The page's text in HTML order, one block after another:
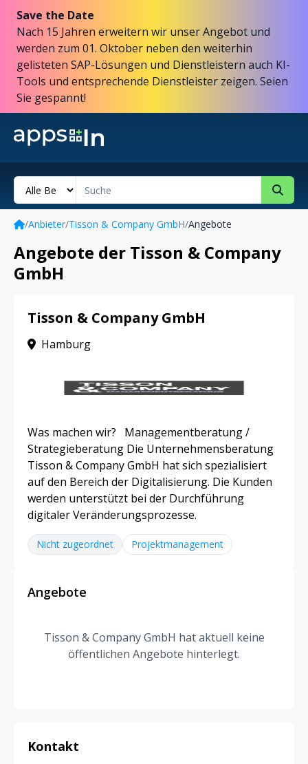
Save the Date
Nach 15 Jahren erweitern wir unser Angebot und
werden zum 01. Oktober neben den weiterhin
gelisteten SAP-Lösungen und Dienstleistern auch KI-
Tools und entsprechende Dienstleister zeigen. Seien
Sie gespannt!
/Anbieter/Tisson & Company GmbH/Angebote
Angebote der Tisson & Company
GmbH
Tisson & Company GmbH
Hamburg
Was machen wir? Managementberatung /
Strategieberatung Die Unternehmensberatung
Tisson & Company GmbH hat sich spezialisiert
auf den Bereich der Digitalisierung. Die Kunden
werden unterstützt bei der Durchführung
digitaler Veränderungsprozesse.
Nicht zugeordnet Projektmanagement
Angebote
Tisson & Company GmbH hat aktuell keine
öffentlichen Angebote hinterlegt.
Kontakt